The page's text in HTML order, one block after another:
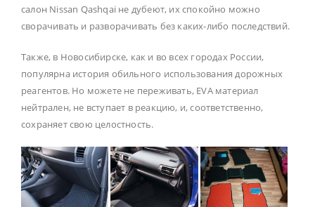
салон Nissan Qashqai не дубеют, их спокойно можно
сворачивать и разворачивать без каких-либо последствий.
Также, в Новосибирске, как и во всех городах России,
популярна история обильного использования дорожных
реагентов. Но можете не переживать, EVA материал
нейтрален, не вступает в реакцию, и, соответственно,
сохраняет свою целостность.